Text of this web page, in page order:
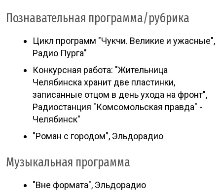
Познавательная программа/рубрика
Цикл программ "Чукчи. Великие и ужасные",
Радио Пурга"
Конкурсная работа: "Жительница
Челябинска хранит две пластинки,
записанные отцом в день ухода на фронт",
Радиостанция "Комсомольская правда" -
Челябинск"
"Роман с городом", Эльдорадио
Музыкальная программа
"Вне формата", Эльдорадио